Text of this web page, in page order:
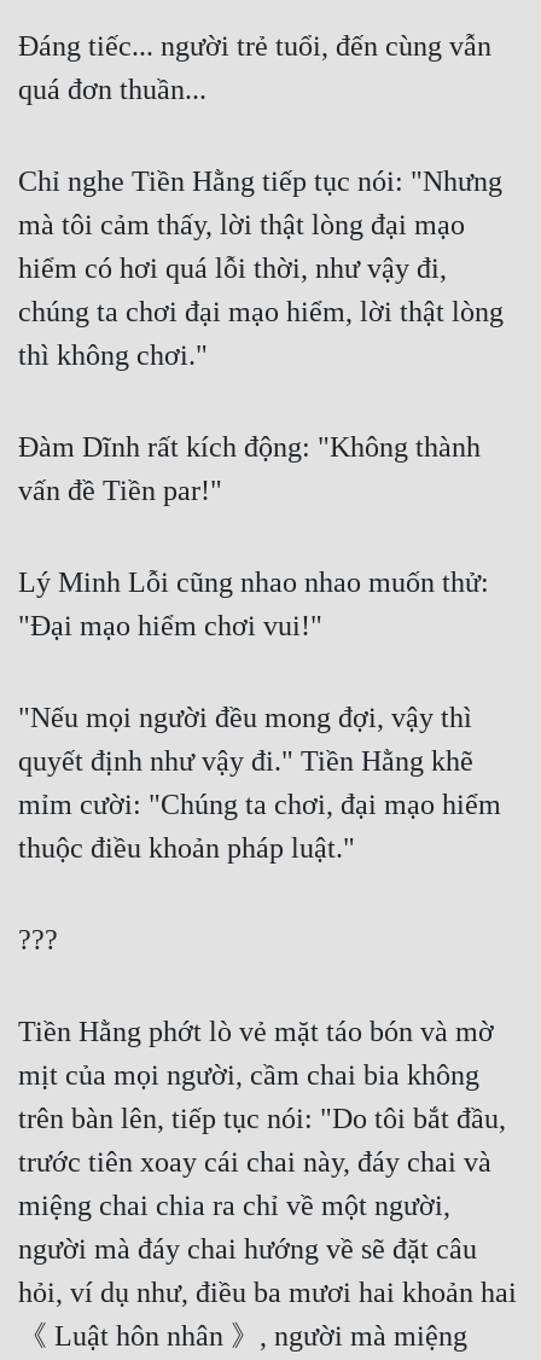
Đẹp
Đẹp Hiệp
Cơ Trí
Sát Phạt Quyết Đoán
Vô Sỉ
Điềm Đạm
Đáng tiếc... người trẻ tuổi, đến cùng vẫn
quá đơn thuần...
Chỉ nghe Tiền Hằng tiếp tục nói: "Nhưng
mà tôi cảm thấy, lời thật lòng đại mạo
hiểm có hơi quá lỗi thời, như vậy đi,
chúng ta chơi đại mạo hiểm, lời thật lòng
thì không chơi."
Đàm Dĩnh rất kích động: "Không thành
vấn đề Tiền par!"
Lý Minh Lỗi cũng nhao nhao muốn thử:
"Đại mạo hiểm chơi vui!"
"Nếu mọi người đều mong đợi, vậy thì
quyết định như vậy đi." Tiền Hằng khẽ
mỉm cười: "Chúng ta chơi, đại mạo hiểm
thuộc điều khoản pháp luật."
???
Tiền Hằng phớt lò vẻ mặt táo bón và mờ
mịt của mọi người, cầm chai bia không
trên bàn lên, tiếp tục nói: "Do tôi bắt đầu,
trước tiên xoay cái chai này, đáy chai và
miệng chai chia ra chỉ về một người,
người mà đáy chai hướng về sẽ đặt câu
hỏi, ví dụ như, điều ba mươi hai khoản hai
《 Luật hôn nhân 》, người mà miệng